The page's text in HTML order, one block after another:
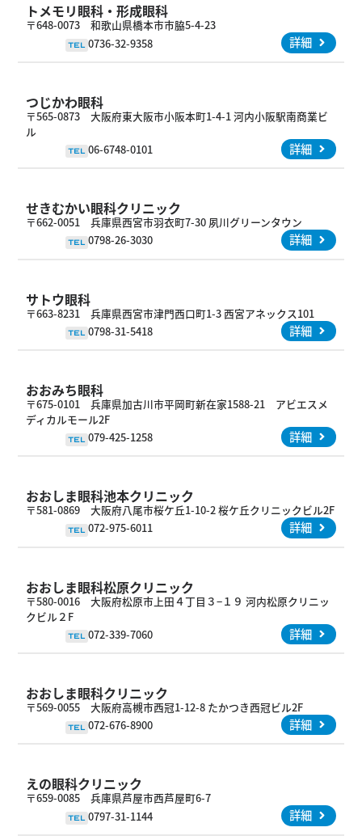
トメモリ眼科・形成眼科
〒648-0073 和歌山県橋本市市脇5-4-23
TEL 0736-32-9358 詳細
つじかわ眼科
〒565-0873 大阪府東大阪市小阪本町1-4-1 河内小阪駅南商業ビ
ル
TEL 06-6748-0101 詳細
せきむかい眼科クリニック
〒662-0051 兵庫県西宮市羽衣町7-30 夙川グリーンタウン
TEL 0798-26-3030 詳細
サトウ眼科
〒663-8231 兵庫県西宮市津門西口町1-3 西宮アネックス101
TEL 0798-31-5418 詳細
おおみち眼科
〒675-0101 兵庫県加古川市平岡町新在家1588-21 アビエスメ
ディカルモール2F
TEL 079-425-1258 詳細
おおしま眼科池本クリニック
〒581-0869 大阪府八尾市桜ケ丘1-10-2 桜ケ丘クリニックビル2F
TEL 072-975-6011 詳細
おおしま眼科松原クリニック
〒580-0016 大阪府松原市上田４丁目３−１９ 河内松原クリニッ
クビル２F
TEL 072-339-7060 詳細
おおしま眼科クリニック
〒569-0055 大阪府高槻市西冠1-12-8 たかつき西冠ビル2F
TEL 072-676-8900 詳細
えの眼科クリニック
〒659-0085 兵庫県芦屋市西芦屋町6-7
TEL 0797-31-1144 詳細